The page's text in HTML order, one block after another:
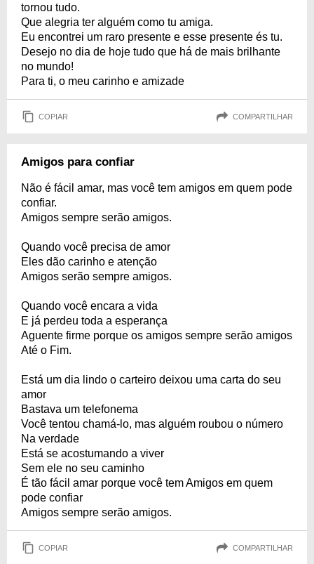
tornou tudo.
Que alegria ter alguém como tu amiga.
Eu encontrei um raro presente e esse presente és tu.
Desejo no dia de hoje tudo que há de mais brilhante
no mundo!
Para ti, o meu carinho e amizade
COPIAR COMPARTILHAR
Amigos para confiar
Não é fácil amar, mas você tem amigos em quem pode
confiar.
Amigos sempre serão amigos.
Quando você precisa de amor
Eles dão carinho e atenção
Amigos serão sempre amigos.
Quando você encara a vida
E já perdeu toda a esperança
Aguente firme porque os amigos sempre serão amigos
Até o Fim.
Está um dia lindo o carteiro deixou uma carta do seu
amor
Bastava um telefonema
Você tentou chamá-lo, mas alguém roubou o número
Na verdade
Está se acostumando a viver
Sem ele no seu caminho
É tão fácil amar porque você tem Amigos em quem
pode confiar
Amigos sempre serão amigos.
COPIAR COMPARTILHAR